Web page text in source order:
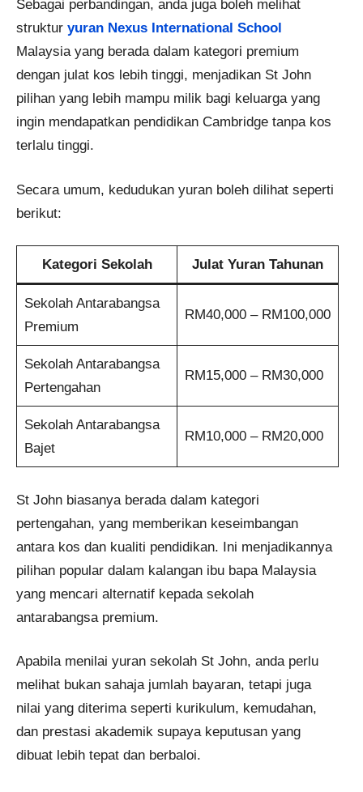
Sebagai perbandingan, anda juga boleh melihat
struktur yuran Nexus International School
Malaysia yang berada dalam kategori premium
dengan julat kos lebih tinggi, menjadikan St John
pilihan yang lebih mampu milik bagi keluarga yang
ingin mendapatkan pendidikan Cambridge tanpa kos
terlalu tinggi.
Secara umum, kedudukan yuran boleh dilihat seperti
berikut:
Kategori Sekolah Julat Yuran Tahunan
Sekolah Antarabangsa
Premium
RM40,000 – RM100,000
Sekolah Antarabangsa
Pertengahan
RM15,000 – RM30,000
Sekolah Antarabangsa
Bajet
RM10,000 – RM20,000
St John biasanya berada dalam kategori
pertengahan, yang memberikan keseimbangan
antara kos dan kualiti pendidikan. Ini menjadikannya
pilihan popular dalam kalangan ibu bapa Malaysia
yang mencari alternatif kepada sekolah
antarabangsa premium.
Apabila menilai yuran sekolah St John, anda perlu
melihat bukan sahaja jumlah bayaran, tetapi juga
nilai yang diterima seperti kurikulum, kemudahan,
dan prestasi akademik supaya keputusan yang
dibuat lebih tepat dan berbaloi.